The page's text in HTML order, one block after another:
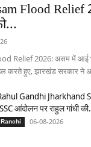
Flood
Relief 2026: असम में आई
करते हुए, झारखंड सरकार ने
Gandhi Jharkhand
आंदोलन पर राहुल गांधी
Ranchi 06-08-2026